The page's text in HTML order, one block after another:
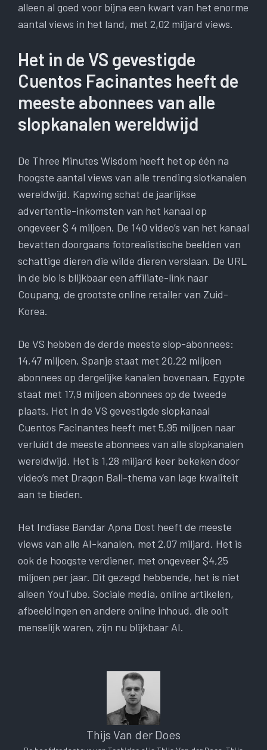
alleen al goed voor bijna een kwart van het enorme
aantal views in het land, met 2,02 miljard views.
Het in de VS gevestigde
Cuentos Facinantes heeft de
meeste abonnees van alle
slopkanalen wereldwijd
De Three Minutes Wisdom heeft het op één na
hoogste aantal views van alle trending slotkanalen
wereldwijd. Kapwing schat de jaarlijkse
advertentie-inkomsten van het kanaal op
ongeveer $ 4 miljoen. De 140 video’s van het kanaal
bevatten doorgaans fotorealistische beelden van
schattige dieren die wilde dieren verslaan. De URL
in de bio is blijkbaar een affiliate-link naar
Coupang, de grootste online retailer van Zuid-
Korea.
De VS hebben de derde meeste slop-abonnees:
14,47 miljoen. Spanje staat met 20,22 miljoen
abonnees op dergelijke kanalen bovenaan. Egypte
staat met 17,9 miljoen abonnees op de tweede
plaats. Het in de VS gevestigde slopkanaal
Cuentos Facinantes heeft met 5,95 miljoen naar
verluidt de meeste abonnees van alle slopkanalen
wereldwijd. Het is 1,28 miljard keer bekeken door
video’s met Dragon Ball-thema van lage kwaliteit
aan te bieden.
Het Indiase Bandar Apna Dost heeft de meeste
views van alle AI-kanalen, met 2,07 miljard. Het is
ook de hoogste verdiener, met ongeveer $4,25
miljoen per jaar. Dit gezegd hebbende, het is niet
alleen YouTube. Sociale media, online artikelen,
afbeeldingen en andere online inhoud, die ooit
menselijk waren, zijn nu blijkbaar AI.
Thijs Van der Does